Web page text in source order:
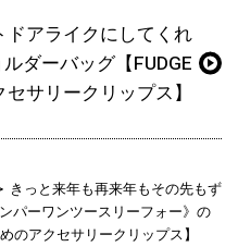
アライクにしてくれ
ダーバッグ【FUDGE
サリークリップス】
きっと来年も再来年もその先もず
パーワンツースリーフォー》の
のアクセサリークリップス】